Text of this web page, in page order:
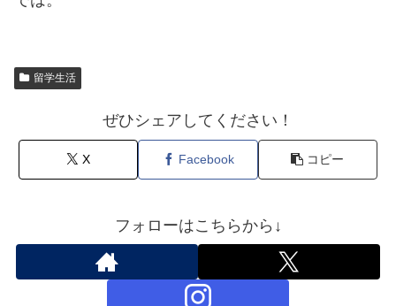
留学生活
ぜひシェアしてください！
X Facebook コピー
フォローはこちらから↓